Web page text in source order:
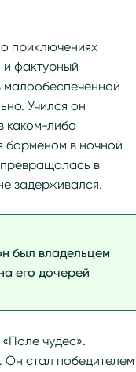
приключениях
фактурный
малообеспеченной
Учился он
каком-либо
барменом в ночной
превращалась в
задерживался.
был владельцем
его дочерей
чудес».
Он стал победителем